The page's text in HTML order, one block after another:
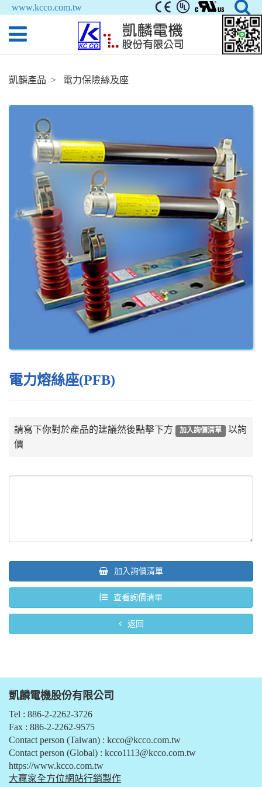
www.kcco.com.tw
凱麟產品 電力保險絲及座
電力熔絲座(PFB)
請寫下你對於產品的建議然後點擊下方 加入詢價清單
以詢
價
加入詢價清單
查看詢價清單
返回
凱麟電機股份有限公司
Tel : 886-2-2262-3726
Fax : 886-2-2262-9575
Contact person (Taiwan) : kcco@kcco.com.tw
Contact person (Global) : kcco1113@kcco.com.tw
https://www.kcco.com.tw
大贏家全方位網站行銷製作